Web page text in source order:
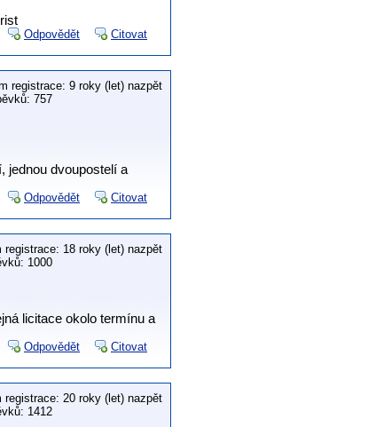
Odpovědět Citovat
registrace: 9 roky (let) nazpět
757
jednou dvoupostelí a
Odpovědět Citovat
registrace: 18 roky (let) nazpět
1000
licitace okolo termínu a
Odpovědět Citovat
registrace: 20 roky (let) nazpět
1412